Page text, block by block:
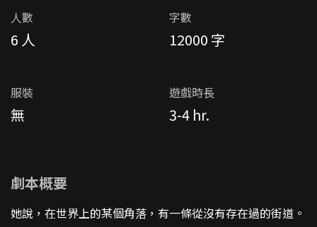
人數
6 人
字數
12000 字
服裝
無
遊戲時長
3-4 hr.
劇本概要
她說，在世界上的某個角落，有一條從沒有存在過的街道。